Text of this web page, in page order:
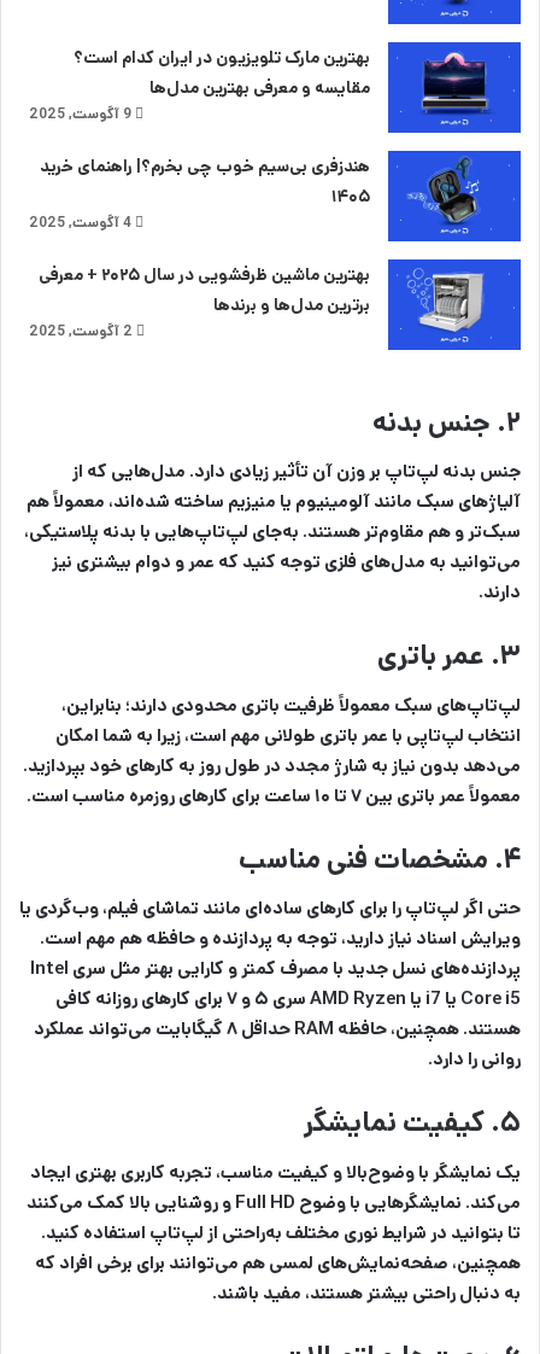
بهترین مارک تلویزیون در ایران کدام است؟
مقایسه و معرفی بهترین مدل‌ها
9 آگوست, 2025
هندزفری بی‌سیم خوب چی بخرم؟| راهنمای خرید
۱۴۰۵
4 آگوست, 2025
بهترین ماشین ظرفشویی در سال ۲۰۲۵ + معرفی
برترین مدل‌ها و برندها
2 آگوست, 2025
۲. جنس بدنه
جنس بدنه لپ‌تاپ بر وزن آن تأثیر زیادی دارد. مدل‌هایی که از
آلیاژهای سبک مانند آلومینیوم یا منیزیم ساخته شده‌اند، معمولاً هم
سبک‌تر و هم مقاوم‌تر هستند. به‌جای لپ‌تاپ‌هایی با بدنه پلاستیکی،
می‌توانید به مدل‌های فلزی توجه کنید که عمر و دوام بیشتری نیز
دارند.
۳. عمر باتری
لپ‌تاپ‌های سبک معمولاً ظرفیت باتری محدودی دارند؛ بنابراین،
انتخاب لپ‌تاپی با عمر باتری طولانی مهم است، زیرا به شما امکان
می‌دهد بدون نیاز به شارژ مجدد در طول روز به کارهای خود بپردازید.
معمولاً عمر باتری بین ۷ تا ۱۰ ساعت برای کارهای روزمره مناسب است.
۴. مشخصات فنی مناسب
حتی اگر لپ‌تاپ را برای کارهای ساده‌ای مانند تماشای فیلم، وب‌گردی یا
ویرایش اسناد نیاز دارید، توجه به پردازنده و حافظه هم مهم است.
پردازنده‌های نسل جدید با مصرف کمتر و کارایی بهتر مثل سری Intel
Core i5 یا i7 یا AMD Ryzen سری ۵ و ۷ برای کارهای روزانه کافی
هستند. همچنین، حافظه RAM حداقل ۸ گیگابایت می‌تواند عملکرد
روانی را دارد.
۵. کیفیت نمایشگر
یک نمایشگر با وضوح‌بالا و کیفیت مناسب، تجربه کاربری بهتری ایجاد
می‌کند. نمایشگرهایی با وضوح Full HD و روشنایی بالا کمک می‌کنند
تا بتوانید در شرایط نوری مختلف به‌راحتی از لپ‌تاپ استفاده کنید.
همچنین، صفحه‌نمایش‌های لمسی هم می‌توانند برای برخی افراد که
به دنبال راحتی بیشتر هستند، مفید باشند.